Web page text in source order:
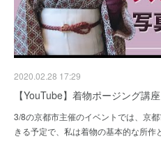
2020.02.28 17:29
【YouTube】着物ポージング講
3/8の京都市主催のイベントでは、京
きる予定で、私は着物の基本的な所